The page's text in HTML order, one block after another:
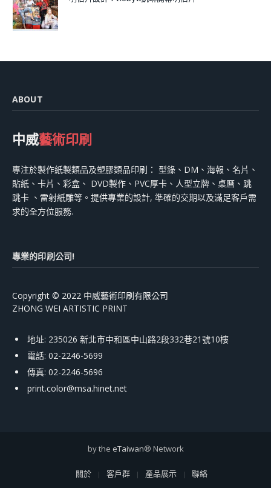
ABOUT
中威藝術印刷
專注於製作紙製類品及塑膠類品印刷： 型錄、DM、海報、名片、
貼紙、卡片、彩盒、 DVD製作、PVC厚卡、人型立牌、桌曆、跳
跳卡 、雷射紙雕等。提供專業的設計, 準確的交期以及滿足客戶需
求的全方位服務.
專業的印刷公司!
Copyright © 2022 中威藝術印刷有限公司
ZHONG WEI ARTISTIC PRINT
地址: 235026 新北市中和區中山路2段332巷21號10樓
電話: 02-2246-5699
傳真: 02-2246-5696
print.color@msa.hinet.net
by the eTaiwan® Network
關於 客戶群 產品展示 聯絡